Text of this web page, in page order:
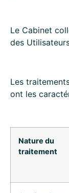
Le Cabinet
des
Les
ont les
Nature du
traitement